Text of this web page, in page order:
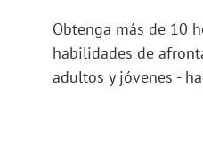
Obtenga más de 10
habilidades de
adultos y jóvenes -